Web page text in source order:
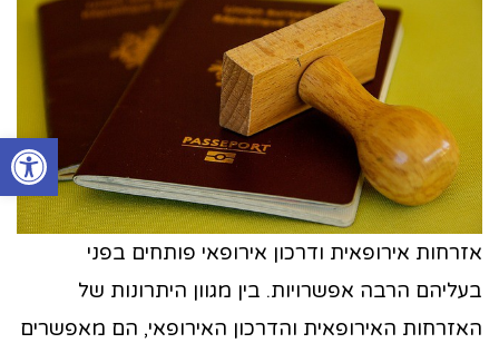
פתח
אזרחות אירופאית ודרכון אירופאי פותחים בפני
בעליהם הרבה אפשרויות. בין מגוון היתרונות של
האזרחות האירופאית והדרכון האירופאי, הם מאפשרים